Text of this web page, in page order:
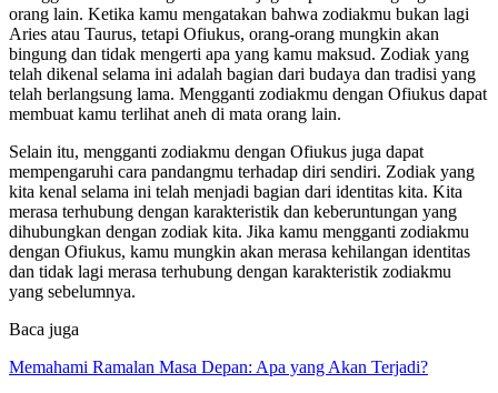
orang lain. Ketika kamu mengatakan bahwa zodiakmu bukan lagi
Aries atau Taurus, tetapi Ofiukus, orang-orang mungkin akan
bingung dan tidak mengerti apa yang kamu maksud. Zodiak yang
telah dikenal selama ini adalah bagian dari budaya dan tradisi yang
telah berlangsung lama. Mengganti zodiakmu dengan Ofiukus dapat
membuat kamu terlihat aneh di mata orang lain.
Selain itu, mengganti zodiakmu dengan Ofiukus juga dapat
mempengaruhi cara pandangmu terhadap diri sendiri. Zodiak yang
kita kenal selama ini telah menjadi bagian dari identitas kita. Kita
merasa terhubung dengan karakteristik dan keberuntungan yang
dihubungkan dengan zodiak kita. Jika kamu mengganti zodiakmu
dengan Ofiukus, kamu mungkin akan merasa kehilangan identitas
dan tidak lagi merasa terhubung dengan karakteristik zodiakmu
yang sebelumnya.
Baca juga
Memahami Ramalan Masa Depan: Apa yang Akan Terjadi?